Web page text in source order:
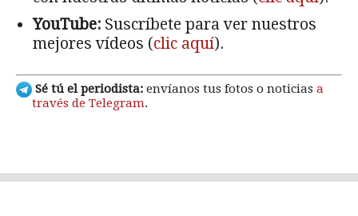
YouTube: Suscríbete para ver nuestros
mejores vídeos (clic aquí).
Sé tú el periodista: envíanos tus fotos o noticias a
través de Telegram.